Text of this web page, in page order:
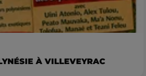
À VILLEVEYRAC